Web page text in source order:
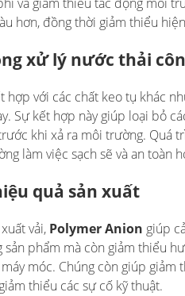
hơn, đồng thời giảm thiểu
xử lý nước thải
hợp với các chất keo tụ khác
Sự kết hợp này giúp loại bỏ
khi xả ra môi trường. Quá
làm việc sạch sẽ và an toàn
quả sản xuất
vải, Polymer Anion giúp
sản phẩm mà còn giảm thiểu
móc. Chúng còn giúp
thiểu các sự cố kỹ thuật.